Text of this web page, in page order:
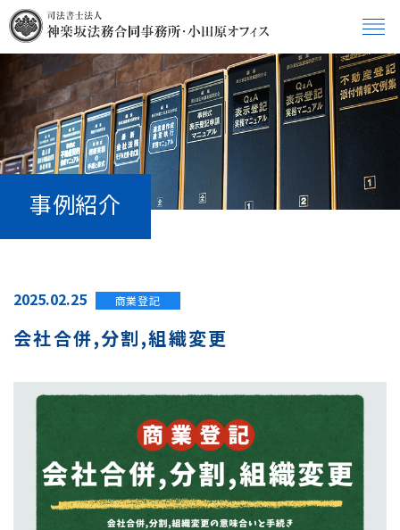
事例紹介
2025.02.25 商業登記
会社合併,分割,組織変更